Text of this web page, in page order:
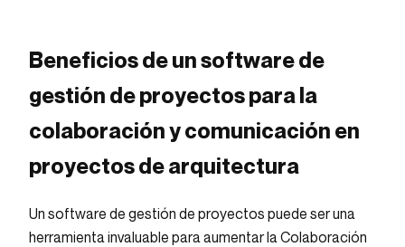
Beneficios de un software de
gestión de proyectos para la
colaboración y comunicación en
proyectos de arquitectura
Un software de gestión de proyectos puede ser una
herramienta invaluable para aumentar la Colaboración